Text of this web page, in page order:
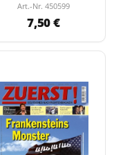
Art.-Nr. 450599
7,50 €